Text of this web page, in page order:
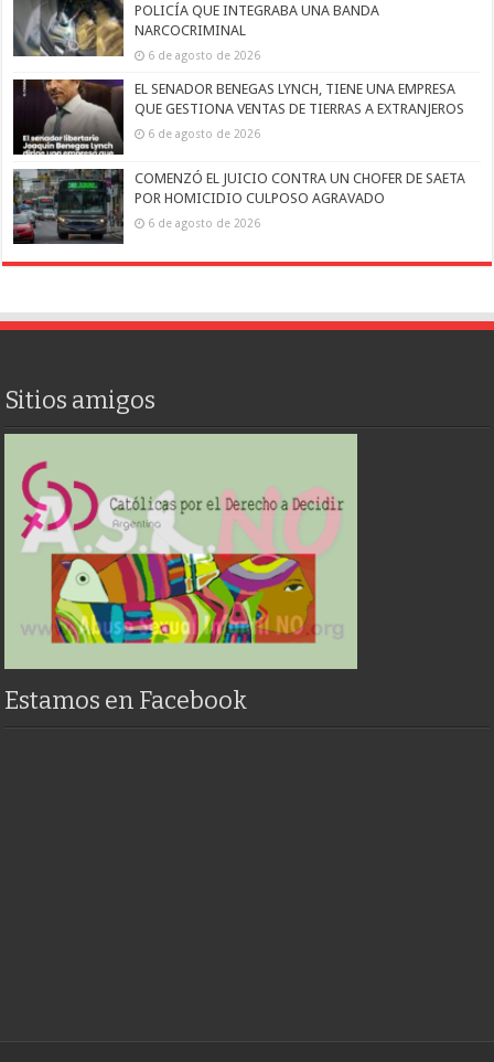
POLICÍA QUE INTEGRABA UNA BANDA
NARCOCRIMINAL
6 de agosto de 2026
EL SENADOR BENEGAS LYNCH, TIENE UNA EMPRESA
QUE GESTIONA VENTAS DE TIERRAS A EXTRANJEROS
6 de agosto de 2026
COMENZÓ EL JUICIO CONTRA UN CHOFER DE SAETA
POR HOMICIDIO CULPOSO AGRAVADO
6 de agosto de 2026
Sitios amigos
Estamos en Facebook